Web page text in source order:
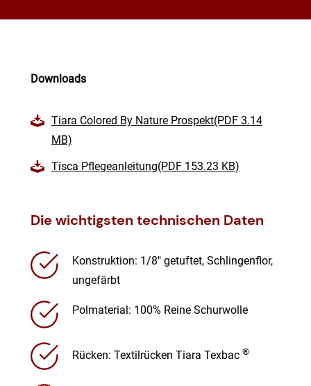
Downloads
Tiara Colored By Nature Prospekt(PDF 3.14
MB)
Tisca Pflegeanleitung(PDF 153.23 KB)
Die wichtigsten technischen Daten
Konstruktion: 1/8″ getuftet, Schlingenflor,
ungefärbt
Polmaterial: 100% Reine Schurwolle
Rücken: Textilrücken Tiara Texbac ®